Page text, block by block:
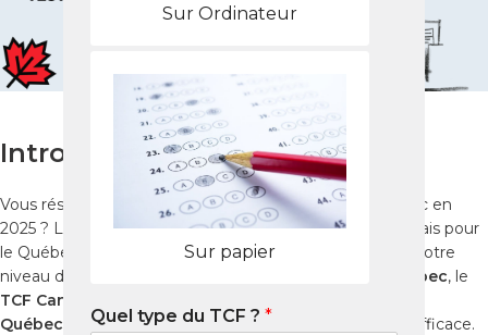
Sur Ordinateur
Sur papier
Quel type du TCF ? *
Introduction
Vous résidez à Kibuye et souhaitez immigrer au Québec en
2025 ? Le
TCF Québec(Test de Connaissance du Français pour
le Québec) est un examen indispensable pour prouver votre
niveau de français. Que vous prépariez le
test TCF Québec, le
TCF Canada
Québec en ligne , il est essentiel d’avoir une stratégie efficace.